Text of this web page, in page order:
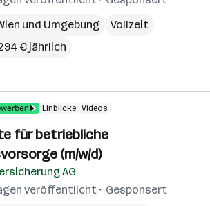
und Umgebung
Vollzeit
€ jährlich
Einblicke Videos
für betriebliche
(m/w/d)
AG
veröffentlicht
Gesponsert